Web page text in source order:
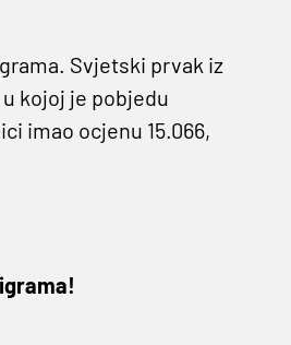
Svjetski prvak iz
kojoj je pobjedu
imao ocjenu 15.066,